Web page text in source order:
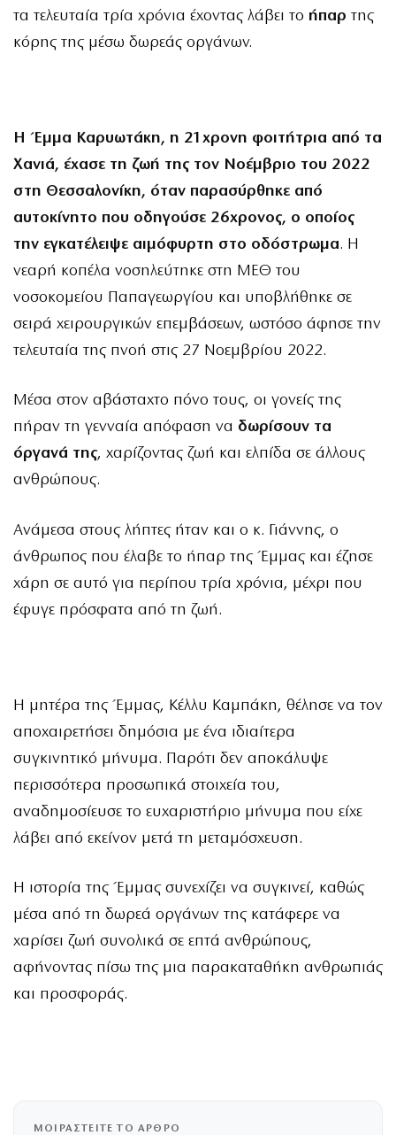
τα τελευταία τρία χρόνια έχοντας λάβει το ήπαρ της
κόρης της μέσω δωρεάς οργάνων.
Η Έμμα Καρυωτάκη, η 21χρονη φοιτήτρια από τα
Χανιά, έχασε τη ζωή της τον Νοέμβριο του 2022
στη Θεσσαλονίκη, όταν παρασύρθηκε από
αυτοκίνητο που οδηγούσε 26χρονος, ο οποίος
την εγκατέλειψε αιμόφυρτη στο οδόστρωμα. Η
νεαρή κοπέλα νοσηλεύτηκε στη ΜΕΘ του
νοσοκομείου Παπαγεωργίου και υποβλήθηκε σε
σειρά χειρουργικών επεμβάσεων, ωστόσο άφησε την
τελευταία της πνοή στις 27 Νοεμβρίου 2022.
Μέσα στον αβάσταχτο πόνο τους, οι γονείς της
πήραν τη γενναία απόφαση να δωρίσουν τα
όργανά της, χαρίζοντας ζωή και ελπίδα σε άλλους
ανθρώπους.
Ανάμεσα στους λήπτες ήταν και ο κ. Γιάννης, ο
άνθρωπος που έλαβε το ήπαρ της Έμμας και έζησε
χάρη σε αυτό για περίπου τρία χρόνια, μέχρι που
έφυγε πρόσφατα από τη ζωή.
Η μητέρα της Έμμας, Κέλλυ Καμπάκη, θέλησε να τον
αποχαιρετήσει δημόσια με ένα ιδιαίτερα
συγκινητικό μήνυμα. Παρότι δεν αποκάλυψε
περισσότερα προσωπικά στοιχεία του,
αναδημοσίευσε το ευχαριστήριο μήνυμα που είχε
λάβει από εκείνον μετά τη μεταμόσχευση.
Η ιστορία της Έμμας συνεχίζει να συγκινεί, καθώς
μέσα από τη δωρεά οργάνων της κατάφερε να
χαρίσει ζωή συνολικά σε επτά ανθρώπους,
αφήνοντας πίσω της μια παρακαταθήκη ανθρωπιάς
και προσφοράς.
ΜΟΙΡΑΣΤΕΙΤΕ ΤΟ ΑΡΘΡΟ